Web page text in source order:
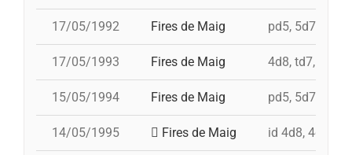
17/05/1992 Fires de Maig pd5, 5d7, 4d8,
17/05/1993 Fires de Maig 4d8, td7, 5d7,
15/05/1994 Fires de Maig pd5, 5d7, td7,
14/05/1995 Fires de Maig id 4d8, 4d8,